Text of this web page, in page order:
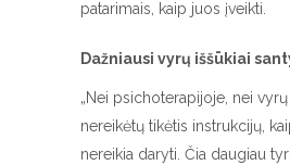
patarimais, kaip juos įveikti.
Dažniausi vyrų iššūkiai
„Nei psichoterapijoje, nei
nereikėtų tikėtis instrukcijų,
nereikia daryti. Čia daugiau